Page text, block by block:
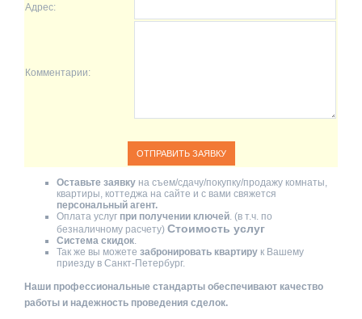
Адрес:
Комментарии:
Оставьте заявку на съем/сдачу/покупку/продажу комнаты,
квартиры, коттеджа на сайте и с вами свяжется
персональный агент.
Оплата услуг при получении ключей . (в т.ч. по
безналичному расчету) Стоимость услуг
Система скидок
Так же вы можете забронировать квартиру к Вашему
приезду в Санкт-Петербург.
Наши профессиональные стандарты обеспечивают качество
работы и надежность проведения сделок.